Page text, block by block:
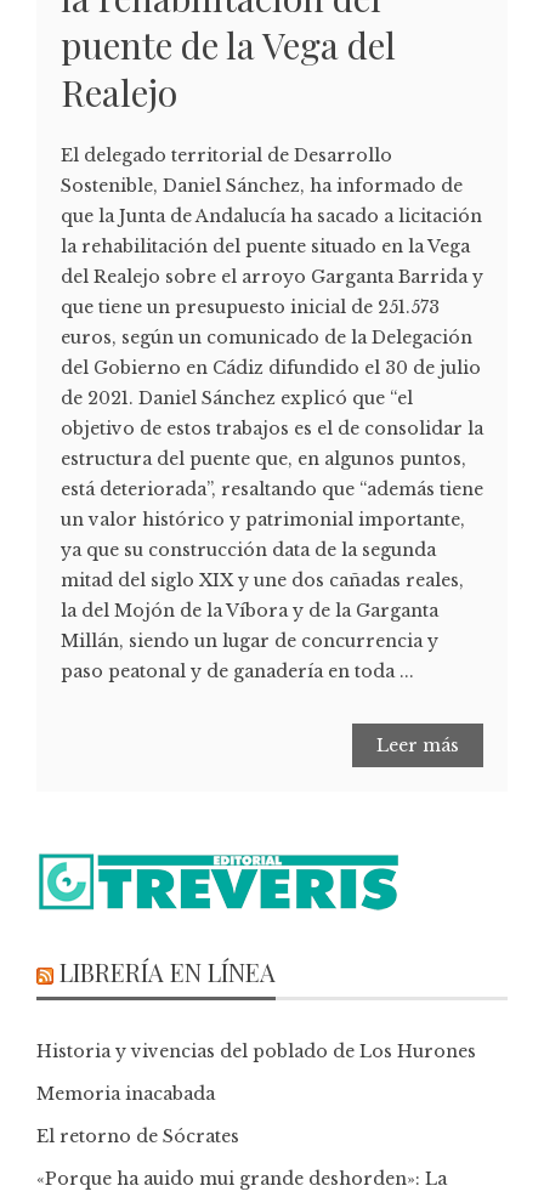
puente de la Vega del
Realejo
El delegado territorial de Desarrollo
Sostenible, Daniel Sánchez, ha informado de
que la Junta de Andalucía ha sacado a licitación
la rehabilitación del puente situado en la Vega
del Realejo sobre el arroyo Garganta Barrida y
que tiene un presupuesto inicial de 251.573
euros, según un comunicado de la Delegación
del Gobierno en Cádiz difundido el 30 de julio
de 2021. Daniel Sánchez explicó que “el
objetivo de estos trabajos es el de consolidar la
estructura del puente que, en algunos puntos,
está deteriorada”, resaltando que “además tiene
un valor histórico y patrimonial importante,
ya que su construcción data de la segunda
mitad del siglo XIX y une dos cañadas reales,
la del Mojón de la Víbora y de la Garganta
Millán, siendo un lugar de concurrencia y
paso peatonal y de ganadería en toda ...
Leer más
LIBRERÍA EN LÍNEA
Historia y vivencias del poblado de Los Hurones
Memoria inacabada
El retorno de Sócrates
«Porque ha auido mui grande deshorden»: La